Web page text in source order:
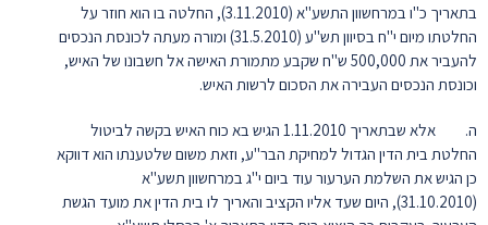
בתאריך כ"ו במרחשוון התשע"א (3.11.2010), החלטה בו הוא חוזר על
החלטתו מיום י"ח בסיוון תש"ע (31.5.2010) ומורה מעתה לכונסת הנכסים
להעביר את 500,000 ש"ח שקבע מתמורת האישה אל חשבונו של האיש,
וכונסת הנכסים העבירה את הסכום לרשות האיש.
ה. אלא שבתאריך 1.11.2010 הגיש בא כוח האיש בקשה לביטול
החלטת בית הדין הגדול למחיקת הבר"ע, וזאת משום שלטענתו הוא דווקא
כן הגיש את השלמת הערעור עוד ביום י"ג במרחשוון תשע"א
(31.10.2010), היום שעד אליו הקציב והאריך לו בית הדין את מועד הגשת